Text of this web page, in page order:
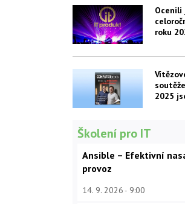
Ocenili
roku
2025
Školení pro IT
Ansible – Efektivní
provoz
14. 9. 2026 9:00